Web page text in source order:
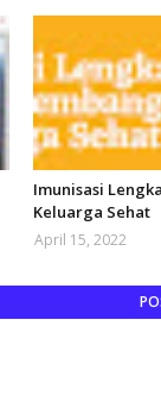
Imunisasi
Keluarga Sehat
April 15, 2022